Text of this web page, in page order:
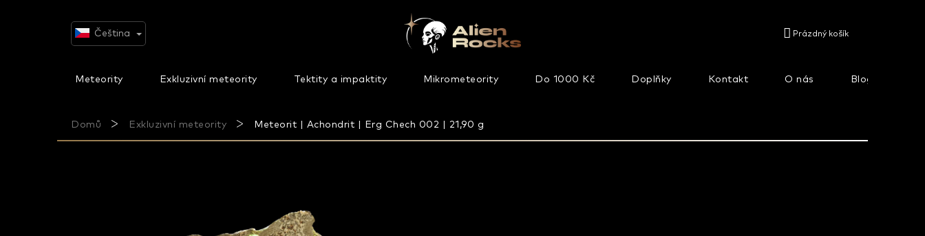
Čeština
NÁKUPNÍ
Prázdný košík
Meteority Exkluzivní meteority Tektity a impaktity Mikrometeority Do 1000 Kč Doplňky Kontakt O nás Blog
Domů Exkluzivní meteority Meteorit | Achondrit | Erg Chech 002 | 21,90 g